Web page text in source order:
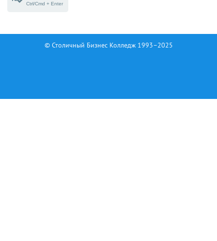
Ctrl/Cmd + Enter
© Столичный Бизнес Колледж 1993–2025